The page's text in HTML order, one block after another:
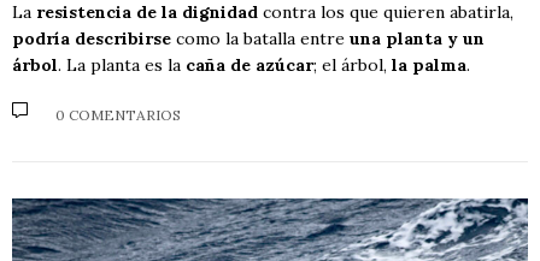
La resistencia de la dignidad contra los que quieren abatirla,
podría describirse como la batalla entre una planta y un
árbol. La planta es la caña de azúcar; el árbol, la palma.
0 COMENTARIOS